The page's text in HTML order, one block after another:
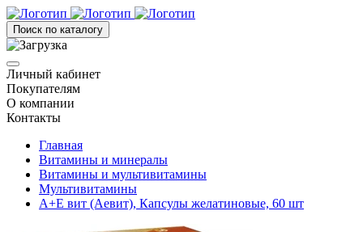
Поиск по каталогу
Личный кабинет
Покупателям
О компании
Контакты
Главная
Витамины и минералы
Витамины и мультивитамины
Мультивитамины
А+Е вит (Аевит), Капсулы желатиновые, 60 шт